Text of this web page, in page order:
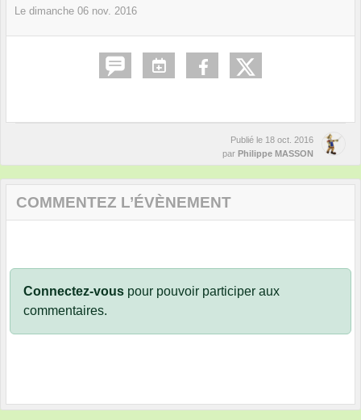
Le dimanche 06 nov. 2016
Publié le 18 oct. 2016
par Philippe MASSON
COMMENTEZ L’ÉVÈNEMENT
Connectez-vous pour pouvoir participer aux
commentaires.